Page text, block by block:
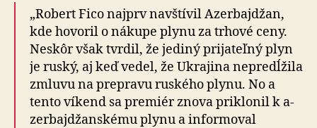
„Robert Fico najprv navštívil Azerbajdžan,
kde hovoril o nákupe plynu za trhové ceny.
Neskôr však tvrdil, že jediný prijateľný plyn
je ruský, aj keď vedel, že Ukrajina nepredĺžila
zmluvu na prepravu ruského plynu. No a
tento víkend sa premiér znova priklonil k a­
zer­baj­džan­ské­mu plynu a informoval